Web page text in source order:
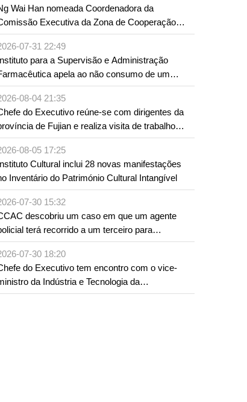
Wai Han nomeada Coordenadora da
Executiva da Zona de Cooperação
entre Guangdong e Macau em
07-31 22:49
para a Supervisão e Administração
apela ao não consumo de um
com substâncias medicamentosas
08-04 21:35
do Executivo reúne-se com dirigentes da
de Fujian e realiza visita de trabalho
Fuzhou
08-05 17:25
Cultural inclui 28 novas manifestações
Inventário do Património Cultural Intangível
07-30 15:32
descobriu um caso em que um agente
terá recorrido a um terceiro para
por si a culpa na sequência de uma
rodoviária
07-30 18:20
do Executivo tem encontro com o vice-
da Indústria e Tecnologia da